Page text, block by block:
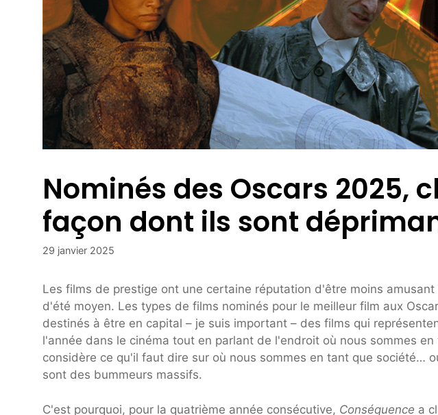
Nominés des Oscars 2025,
façon dont ils sont
29 janvier 2025
Les films de prestige ont une certaine réputation d'être moins
d'été moyen. Les types de films nominés pour le meilleur film aux
destinés à être en capital – je suis important – des films qui
l'année dans le cinéma tout en parlant de l'endroit où nous sommes
considère ce qu'il faut dire sur où nous sommes en tant que société…
sont des bummeurs massifs.
C'est pourquoi, pour la quatrième année consécutive, Conséquence a